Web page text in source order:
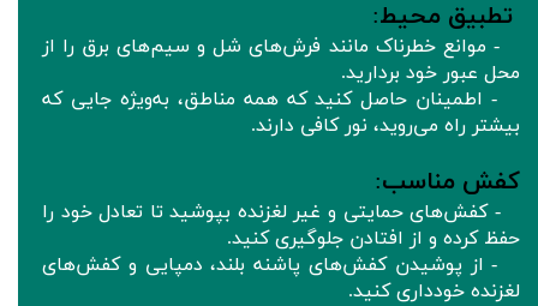
تطبیق محیط:
- موانع خطرناک مانند فرش‌های شل و سیم‌های برق را از
محل عبور خود بردارید.
- اطمینان حاصل کنید که همه مناطق، به‌ویژه جایی که
بیشتر راه می‌روید، نور کافی دارند.
کفش مناسب:
- کفش‌های حمایتی و غیر لغزنده بپوشید تا تعادل خود را
حفظ کرده و از افتادن جلوگیری کنید.
- از پوشیدن کفش‌های پاشنه بلند، دمپایی و کفش‌های
لغزنده خودداری کنید.